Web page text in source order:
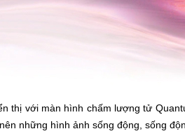
thị với màn hình chấm lượng tử
những hình ảnh sống động, sống